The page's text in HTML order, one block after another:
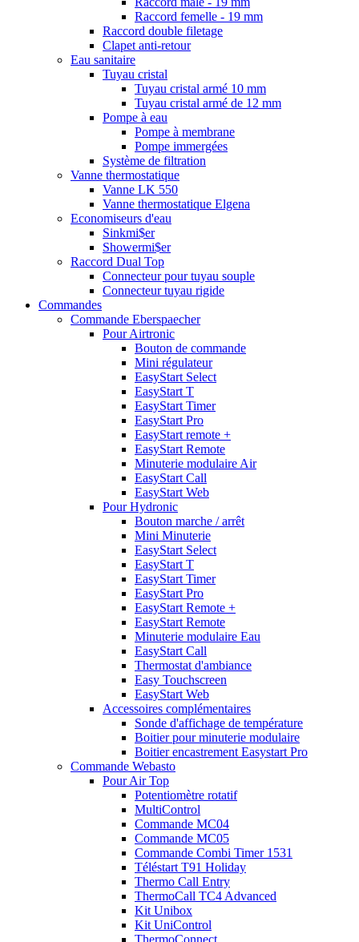
Raccord femelle - 19 mm
Raccord double filetage
Clapet anti-retour
Eau sanitaire
Tuyau cristal
Tuyau cristal armé 10 mm
Tuyau cristal armé de 12 mm
Pompe à eau
Pompe à membrane
Pompe immergées
Système de filtration
Vanne thermostatique
Vanne LK 550
Vanne thermostatique Elgena
Economiseurs d'eau
Sinkmi$er
Showermi$er
Raccord Dual Top
Connecteur pour tuyau souple
Connecteur tuyau rigide
Commandes
Commande Eberspaecher
Pour Airtronic
Bouton de commande
Mini régulateur
EasyStart Select
EasyStart T
EasyStart Timer
EasyStart Pro
EasyStart remote +
EasyStart Remote
Minuterie modulaire Air
EasyStart Call
EasyStart Web
Pour Hydronic
Bouton marche / arrêt
Mini Minuterie
EasyStart Select
EasyStart T
EasyStart Timer
EasyStart Pro
EasyStart Remote +
EasyStart Remote
Minuterie modulaire Eau
EasyStart Call
Thermostat d'ambiance
Easy Touchscreen
EasyStart Web
Accessoires complémentaires
Sonde d'affichage de température
Boitier pour minuterie modulaire
Boitier encastrement Easystart Pro
Commande Webasto
Pour Air Top
Potentiomètre rotatif
MultiControl
Commande MC04
Commande MC05
Commande Combi Timer 1531
Téléstart T91 Holiday
Thermo Call Entry
ThermoCall TC4 Advanced
Kit Unibox
Kit UniControl
ThermoConnect